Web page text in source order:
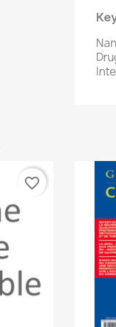
favorite_border